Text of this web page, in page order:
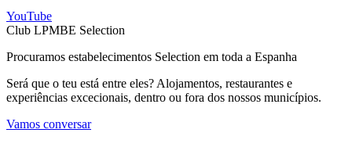
YouTube
Club LPMBE Selection
Procuramos estabelecimentos Selection em toda a Espanha
Será que o teu está entre eles? Alojamentos, restaurantes e
experiências excecionais, dentro ou fora dos nossos municípios.
Vamos conversar